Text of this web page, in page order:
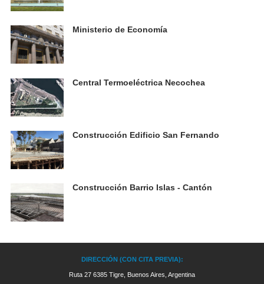
Ministerio de Economía
Central Termoeléctrica Necochea
Construcción Edificio San Fernando
Construcción Barrio Islas - Cantón
DIRECCIÓN (CON CITA PREVIA):
Ruta 27 6385 Tigre, Buenos Aires, Argentina